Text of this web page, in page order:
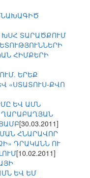
ՆԱԽԱԳԻԾ
ՏԱՐԱԾՔՈՒՄ
ՀԻՄՔԵՐԻ
ԵՐԵՔ
«ՍՏԱՏՈՒՍ-ՔՎՈ
ԵՎ ԱՄՆ
[30.03.2011]
ՀՆԱՐԱՎՈՐ
ԴՐԱԿԱՆՆ ՈՒ
[10.02.2011]
ԵՎ ԵՄ